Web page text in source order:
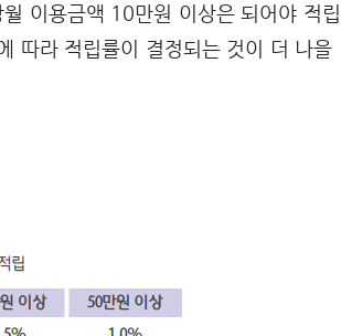
이용금액 10만원 이상은 되어야 적립
따라 적립률이 결정되는 것이 더 나을